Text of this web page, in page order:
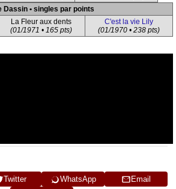
Dassin • singles par points
La Fleur aux dents
(01/1971 • 165 pts)
C'est la vie Lily
(01/1970 • 238 pts)
Twitter WhatsApp
Email